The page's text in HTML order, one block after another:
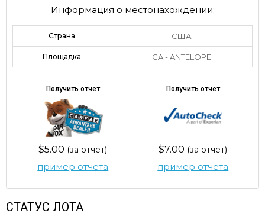
Информация о местонахождении:
Страна США
Площадка CA - ANTELOPE
Получить отчет
$5.00 (за отчет)
пример отчета
Получить отчет
$7.00 (за отчет)
пример отчета
СТАТУС ЛОТА